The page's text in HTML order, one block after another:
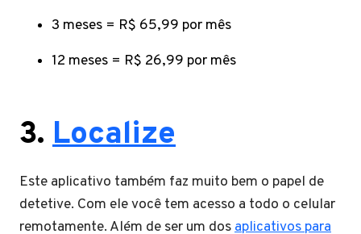
3 meses = R$ 65,99 por mês
12 meses = R$ 26,99 por mês
3. Localize
Este aplicativo também faz muito bem o papel de
detetive. Com ele você tem acesso a todo o celular
remotamente. Além de ser um dosaplicativos para